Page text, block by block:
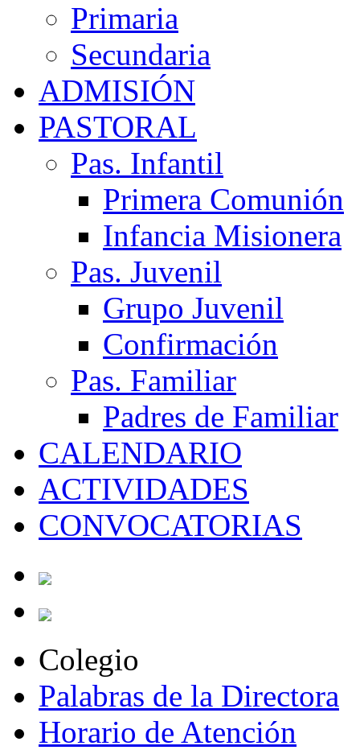
Primaria
Secundaria
ADMISIÓN
PASTORAL
Pas. Infantil
Primera Comunión
Infancia Misionera
Pas. Juvenil
Grupo Juvenil
Confirmación
Pas. Familiar
Padres de Familiar
CALENDARIO
ACTIVIDADES
CONVOCATORIAS
Colegio
Palabras de la Directora
Horario de Atención